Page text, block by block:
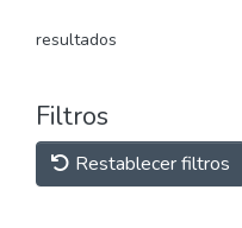
resultados
Filtros
Restablecer filtros